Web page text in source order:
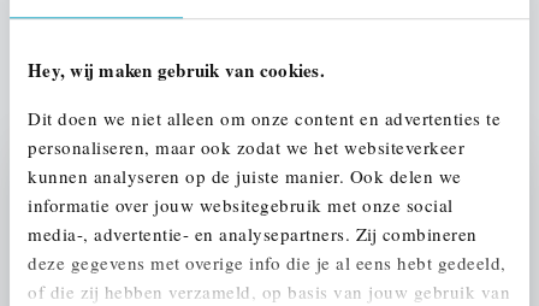
Hey, wij maken gebruik van cookies.
Dit doen we niet alleen om onze content en advertenties te
personaliseren, maar ook zodat we het websiteverkeer
kunnen analyseren op de juiste manier. Ook delen we
informatie over jouw websitegebruik met onze social
media-, advertentie- en analysepartners. Zij combineren
deze gegevens met overige info die je al eens hebt gedeeld,
of die zij hebben verzameld, op basis van jouw gebruik van
Stap 1 van 3
UW AUTO INRUILEN?